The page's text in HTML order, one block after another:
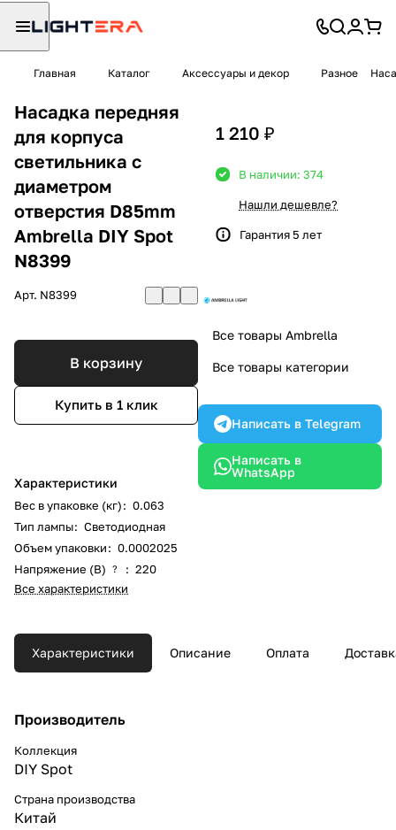
Главная Каталог Аксессуары и декор Разное
Насадка передняя
для корпуса
светильника с
диаметром
отверстия D85mm
Ambrella DIY Spot
N8399
Арт. N8399
В корзину
Купить в 1 клик
Характеристики
Вес в упаковке (кг): 0.063
Тип лампы: Светодиодная
Объем упаковки: 0.0002025
Напряжение (В)
? : 220
Все характеристики
1 210 ₽
В наличии: 374
Нашли дешевле?
Гарантия 5 лет
Все товары Ambrella
Все товары категории
Написать в Telegram
Написать в
WhatsApp
Характеристики Описание Оплата
Производитель
Коллекция
DIY Spot
Страна производства
Китай